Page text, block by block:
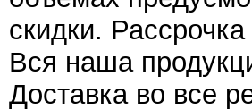
скидки.
Вся наша
Доставка во все